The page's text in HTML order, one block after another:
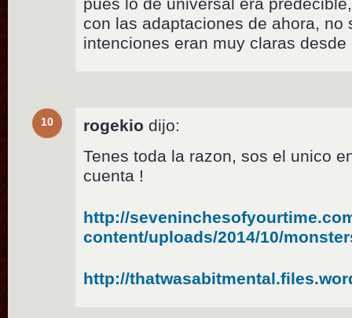
pues lo de universal era
con las adaptaciones de ahora, no
intenciones eran muy claras desde
10 rogekio dijo:
Tenes toda la razon, sos el unico
cuenta !
http://
content/uploads/2014/10/
http://